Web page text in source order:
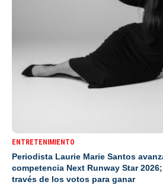
ENTRETENIMIENTO
Periodista Laurie Marie Santos
competencia Next Runway Star
través de los votos para ganar